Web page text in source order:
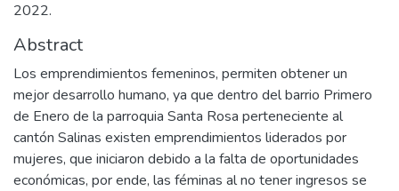
2022.
Abstract
Los emprendimientos femeninos, permiten obtener un
mejor desarrollo humano, ya que dentro del barrio Primero
de Enero de la parroquia Santa Rosa perteneciente al
cantón Salinas existen emprendimientos liderados por
mujeres, que iniciaron debido a la falta de oportunidades
económicas, por ende, las féminas al no tener ingresos se